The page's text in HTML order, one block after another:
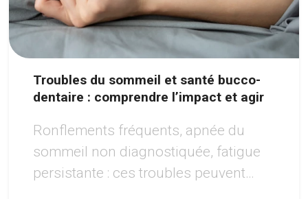
Troubles du sommeil et santé bucco-
dentaire : comprendre l’impact et agir
Ronflements fréquents, apnée du
sommeil non diagnostiquée, fatigue
persistante : ces troubles peuvent